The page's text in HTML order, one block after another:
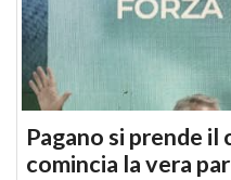
Pagano si prende il
comincia la vera